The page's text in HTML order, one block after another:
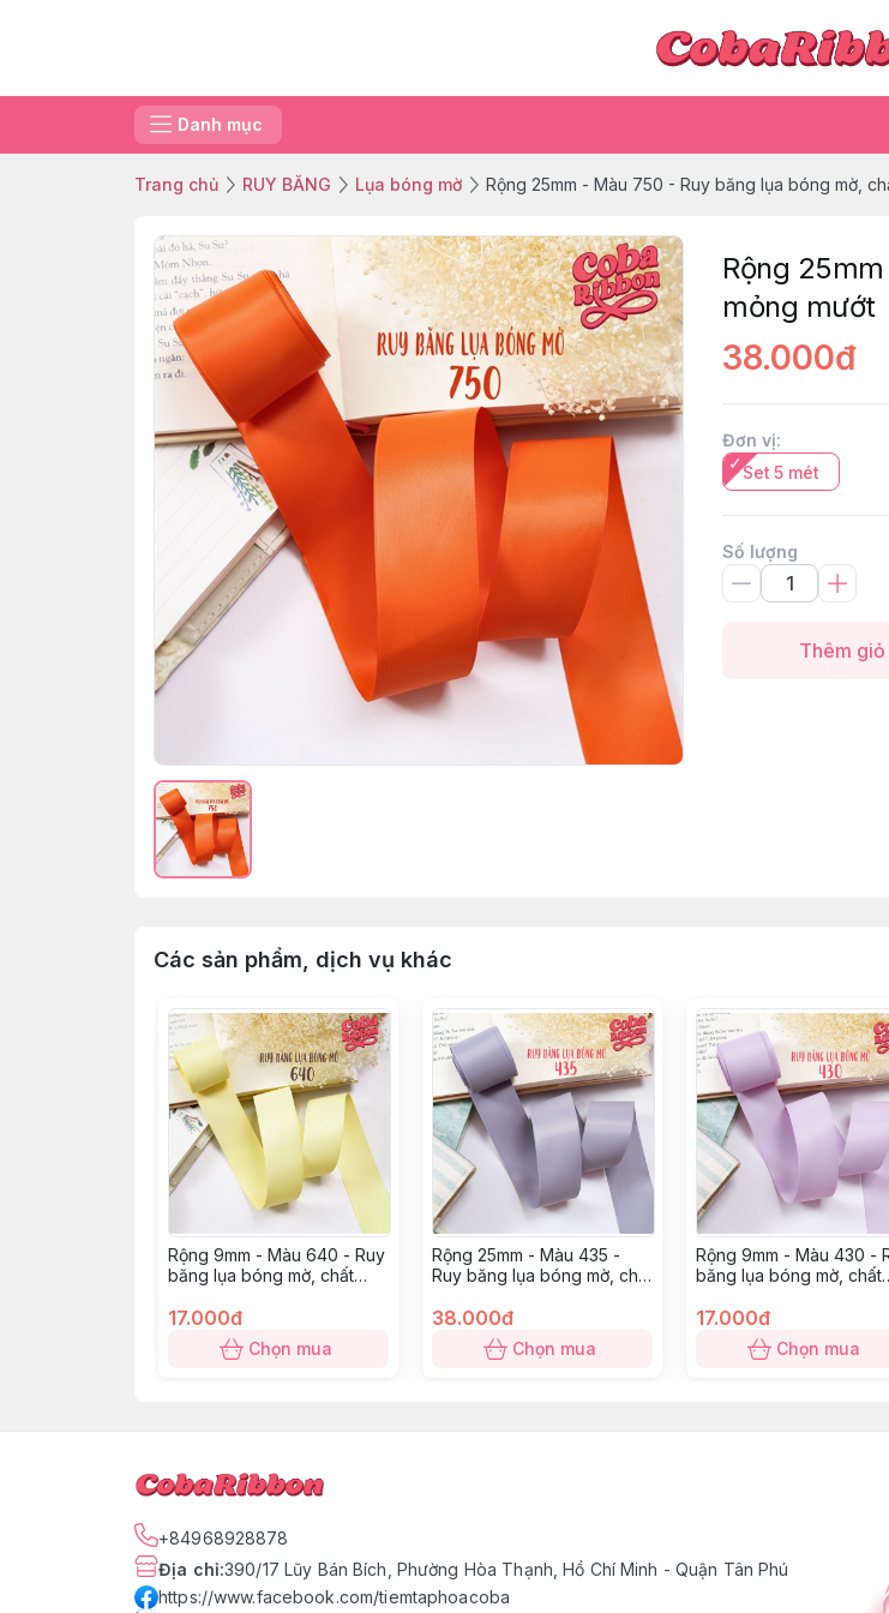
Danh mục
Trang chủ RUY BĂNG Lụa bóng mờ Rộng 25mm - Màu 750 - Ruy băng lụa bóng mờ,
Rộng
mỏng mướt
38.000đ
Đơn vị:
Set 5 mét
Số lượng
Thêm giỏ
Các sản phẩm, dịch vụ khác
Rộng 9mm - Màu 640 - Ruy
băng lụa bóng mờ, chất
17.000đ
Chọn mua
Rộng 25mm - Màu 435 -
Ruy băng lụa bóng mờ, chất
38.000đ
Chọn mua
Rộng 9mm - Màu 430 -
băng lụa bóng mờ, chất
17.000đ
Chọn mua
+84968928878
Địa chỉ:390/17 Lũy Bán Bích, Phường Hòa Thạnh, Hồ Chí Minh - Quận Tân Phú
https://www.facebook.com/tiemtaphoacoba